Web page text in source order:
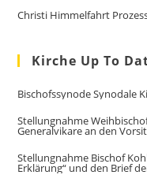
Christi Himmelfahrt
Kirche Up To
Bischofssynode Synodale
Stellungnahme
Generalvikare an den
Stellungnahme Bischof
Erklärung“ und den Brief